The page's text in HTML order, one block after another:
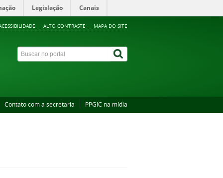
Legislação Canais
ALTO CONTRASTE MAPA DO SITE
Contato com a secretaria PPGIC na mídia